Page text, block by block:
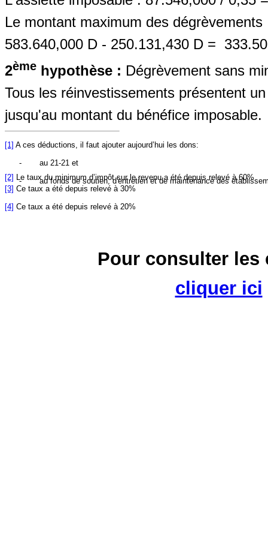
Le montant maximum des dégrèvements
583.640,000 D - 250.131,430 D =
2ème hypothèse : Dégrèvement sans
Tous les réinvestissements présentent
jusqu'au montant du bénéfice imposable.
[1] A ces déductions, il faut ajouter aujourd’hui les dons:
-
au 21-21 et
-
au fonds de soutien, d'entretien et de maintenance des
[2] Le taux du minimum d’impôt sur le revenu a été depuis relevé à 60%
[3] Ce taux a été depuis relevé à 30%
[4] Ce taux a été depuis relevé à 20%
Pour consulter les
cliquer ici